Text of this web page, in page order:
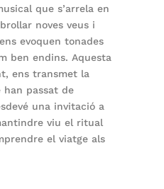
que s’arrela en
noves veus i
evoquen tonades
ben endins. Aquesta
ens transmet la
han passat de
una invitació a
viu el ritual
el viatge als